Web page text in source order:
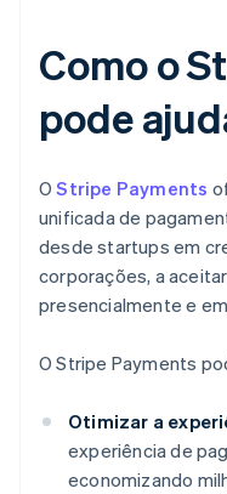
Como o
pode
OStripe Payments
unificada de
desde startups em
corporações, a
presencialmente e
O Stripe Payments
Otimizar a
experiência de
economizando